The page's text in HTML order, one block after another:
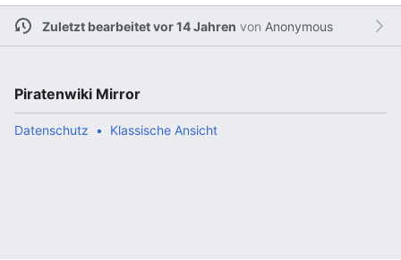
Zuletzt bearbeitet vor 14 Jahren von Anonymous
Piratenwiki Mirror
Datenschutz Klassische Ansicht